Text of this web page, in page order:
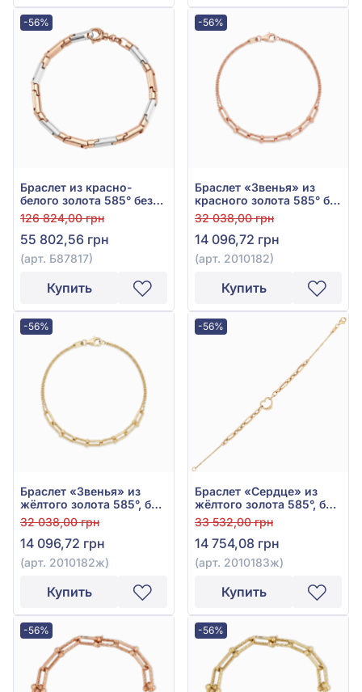
-56%
Браслет из красно-
белого золота 585° без
вставки, арт. Б87817
126 824,00 грн
55 802,56 грн
(арт. Б87817)
Купить
-56%
Браслет «Звенья» из
красного золота 585° без
вставки, арт. 2010182
32 038,00 грн
14 096,72 грн
(арт. 2010182)
Купить
-56%
Браслет «Звенья» из
жёлтого золота 585°, без
вставки, арт. 2010182ж
32 038,00 грн
14 096,72 грн
(арт. 2010182ж)
Купить
-56%
Браслет «Сердце» из
жёлтого золота 585°, без
вставки, арт. 2010183ж
33 532,00 грн
14 754,08 грн
(арт. 2010183ж)
Купить
-56% -56%